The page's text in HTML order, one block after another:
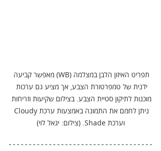
תפריט האיזון הלבן במצלמה (WB) מאפשר קביעה
ידנית של טמפרטורת הצבע, אך מציע גם ערכות
מוכנות לתיקון סטיית הצבע. בצילום שקיעות וזריחות
וערכת Shade. (צילום: יגאל לוי)